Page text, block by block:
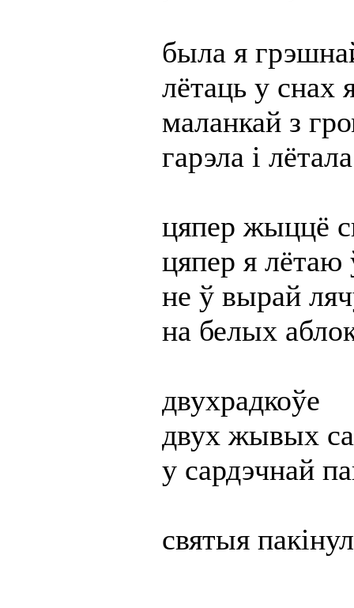
была я
лётаць у снах
маланкай з
гарэла і
цяпер жыццё
цяпер я лётаю
не ў вырай
на белых
двухрадкоўе
двух жывых
у сардэчнай
святыя